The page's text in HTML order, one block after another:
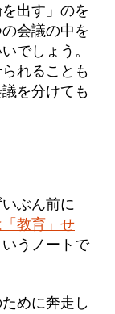
出す」のを
会議の中を
でしょう。
れることも
を分けても
ぶん前に
教育」せ
いうノートで
めに奔走し